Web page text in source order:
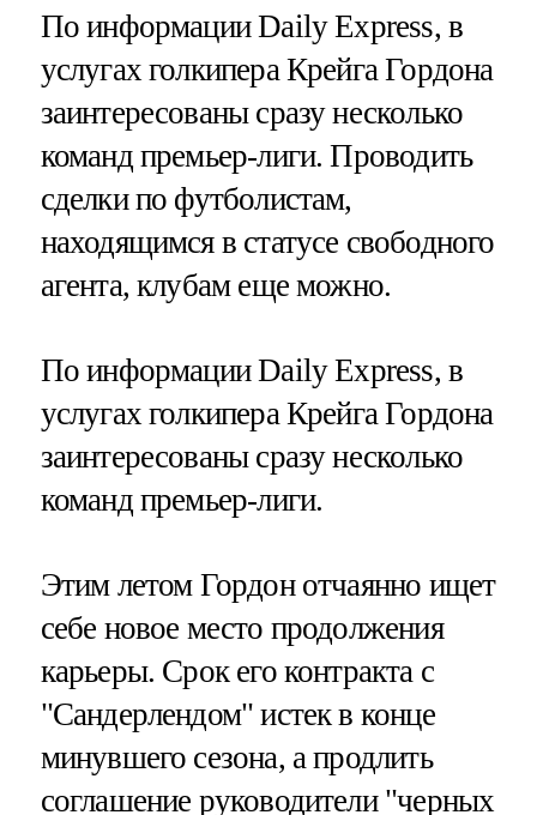
По информации Daily Express, в
услугах голкипера Крейга Гордона
заинтересованы сразу несколько
команд премьер-лиги. Проводить
сделки по футболистам,
находящимся в статусе свободного
агента, клубам еще можно.
По информации Daily Express, в
услугах голкипера Крейга Гордона
заинтересованы сразу несколько
команд премьер-лиги.
Этим летом Гордон отчаянно ищет
себе новое место продолжения
карьеры. Срок его контракта с
"Сандерлендом" истек в конце
минувшего сезона, а продлить
соглашение руководители "черных